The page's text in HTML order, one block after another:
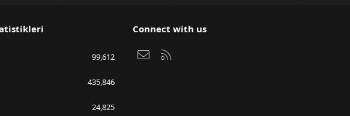
99,612
435,846
24,825
Connect with us
Bize ulaşın